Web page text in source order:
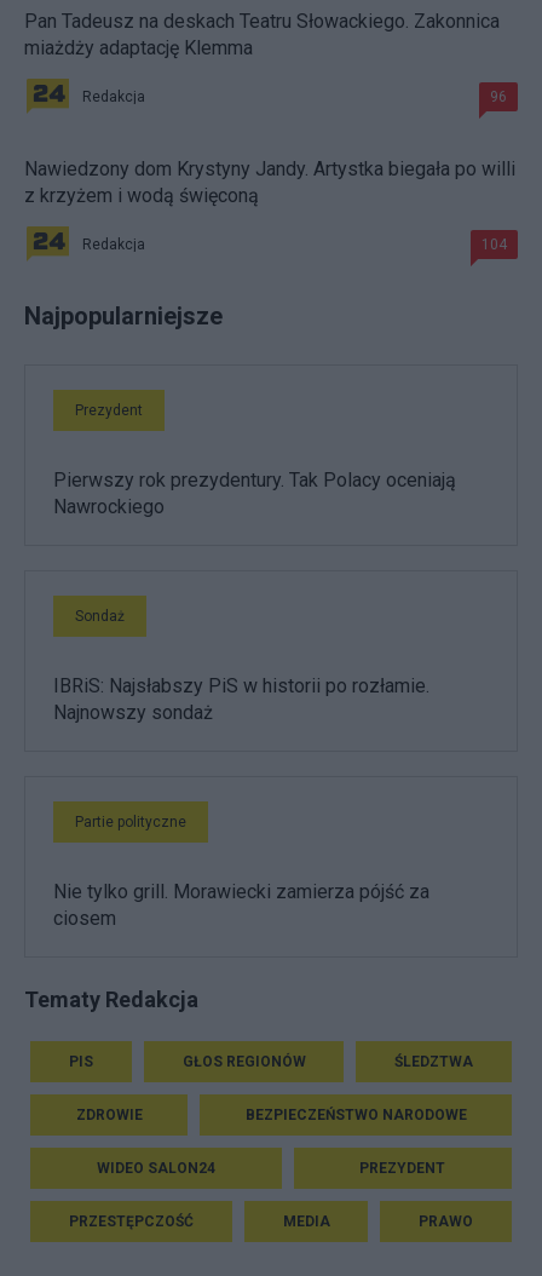
Pan Tadeusz na deskach Teatru Słowackiego. Zakonnica
miażdży adaptację Klemma
Redakcja 96
Nawiedzony dom Krystyny Jandy. Artystka biegała po willi
z krzyżem i wodą święconą
Redakcja 104
Najpopularniejsze
Prezydent
Pierwszy rok prezydentury. Tak Polacy oceniają
Nawrockiego
Sondaż
IBRiS: Najsłabszy PiS w historii po rozłamie.
Najnowszy sondaż
Partie polityczne
Nie tylko grill. Morawiecki zamierza pójść za
ciosem
Tematy Redakcja
PIS GŁOS REGIONÓW ŚLEDZTWA
ZDROWIE BEZPIECZEŃSTWO NARODOWE
WIDEO SALON24 PREZYDENT
PRZESTĘPCZOŚĆ MEDIA PRAWO